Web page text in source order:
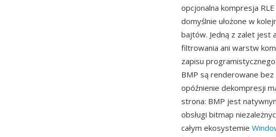
opcjonalna kompresja
domyślnie ułożone w
bajtów. Jedną z zalet jest
filtrowania ani warstw
zapisu
BMP są renderowane
opóźnienie dekompresji
strona: BMP jest
obsługi bitmap
całym ekosystemie